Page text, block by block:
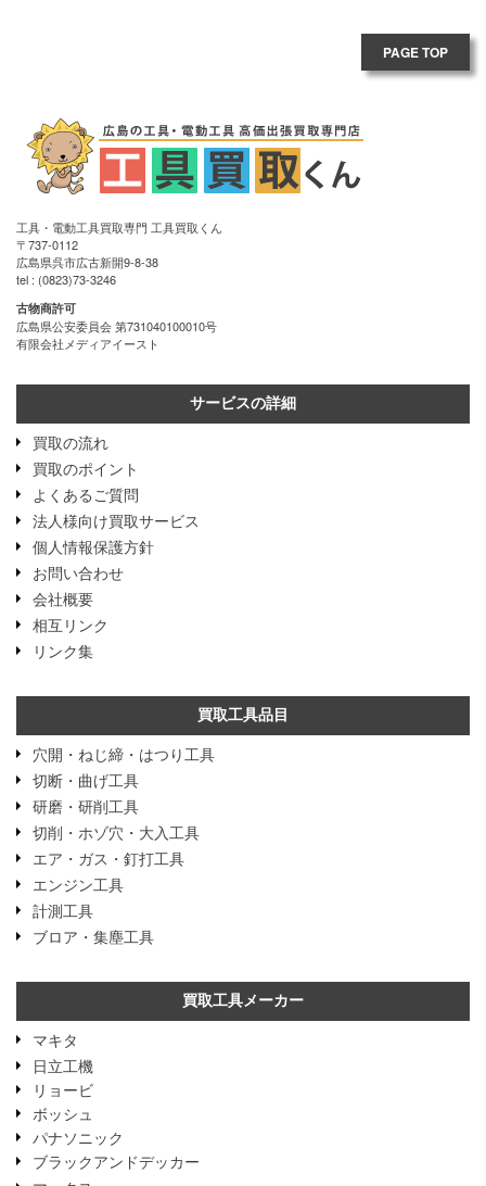
PAGE TOP
工具・電動工具買取専門 工具買取くん
〒737-0112
広島県呉市広古新開9-8-38
tel : (0823)73-3246
古物商許可
広島県公安委員会 第731040100010号
有限会社メディアイースト
サービスの詳細
買取の流れ
買取のポイント
よくあるご質問
法人様向け買取サービス
個人情報保護方針
お問い合わせ
会社概要
相互リンク
リンク集
買取工具品目
穴開・ねじ締・はつり工具
切断・曲げ工具
研磨・研削工具
切削・ホゾ穴・大入工具
エア・ガス・釘打工具
エンジン工具
計測工具
ブロア・集塵工具
買取工具メーカー
マキタ
日立工機
リョービ
ボッシュ
パナソニック
ブラックアンドデッカー